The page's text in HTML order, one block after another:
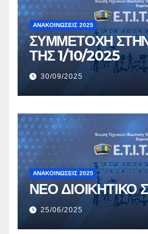
ΑΝΑΚΟΙΝΏΣΕΙΣ 2025
ΣΥΜΜΕΤΟΧΗ
ΤΗΣ 1/10/2025
30/09/2025
ΑΝΑΚΟΙΝΏΣΕΙΣ 2025
ΝΕΟ ΔΙΟΙΚΗΤΙΚΟ
25/06/2025